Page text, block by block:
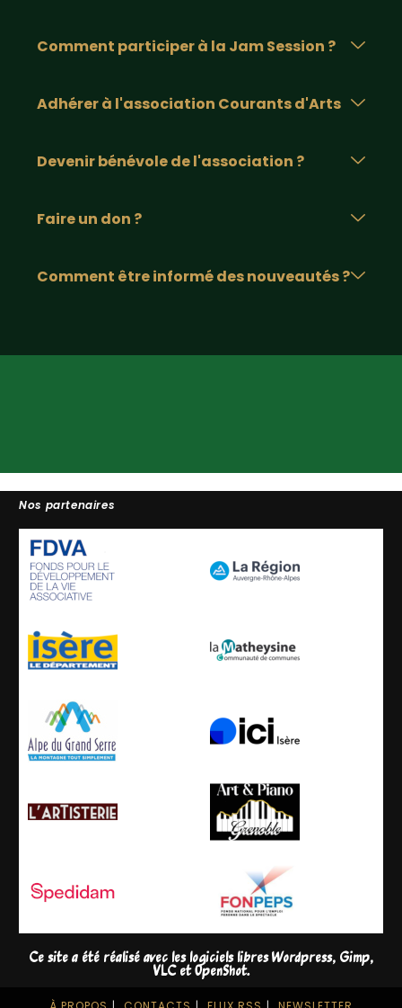
Comment participer à la Jam Session ?
Adhérer à l'association Courants d'Arts
Devenir bénévole de l'association ?
Faire un don ?
Comment être informé des nouveautés ?
Nos partenaires
Ce site a été réalisé avec les logiciels libres Wordpress, Gimp,
VLCet OpenShot.